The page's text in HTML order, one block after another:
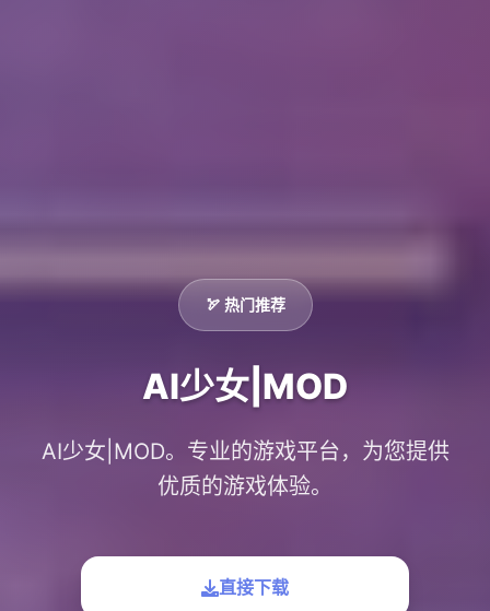
🏹 热门推荐
AI少女|MOD
AI少女|MOD。专业的游戏平台，为您提供
优质的游戏体验。
直接下载